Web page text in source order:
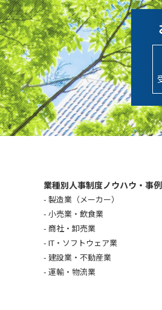
業種別人事制度ノウハウ・事例
製造業（メーカー）
小売業・飲食業
商社・卸売業
IT・ソフトウェア業
建設業・不動産業
運輸・物流業